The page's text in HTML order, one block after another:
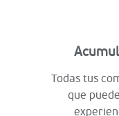
Todas tus
que